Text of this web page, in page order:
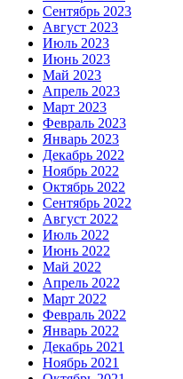
Сентябрь 2023
Август 2023
Июль 2023
Июнь 2023
Май 2023
Апрель 2023
Март 2023
Февраль 2023
Январь 2023
Декабрь 2022
Ноябрь 2022
Октябрь 2022
Сентябрь 2022
Август 2022
Июль 2022
Июнь 2022
Май 2022
Апрель 2022
Март 2022
Февраль 2022
Январь 2022
Декабрь 2021
Ноябрь 2021